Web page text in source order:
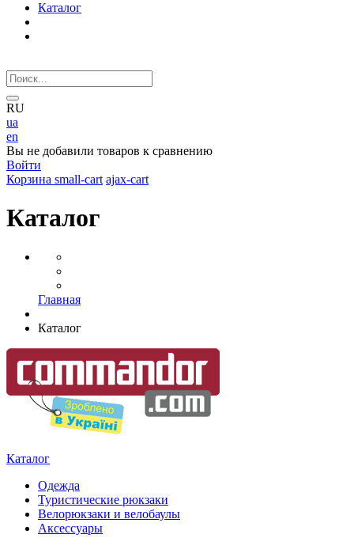
Каталог
RU
ua
en
Вы не добавили товаров к сравнению
Войти
Корзина small-cart ajax-cart
Каталог
Главная
Каталог
Каталог
Одежда
Туристические рюкзаки
Велорюкзаки и велобаулы
Аксессуары